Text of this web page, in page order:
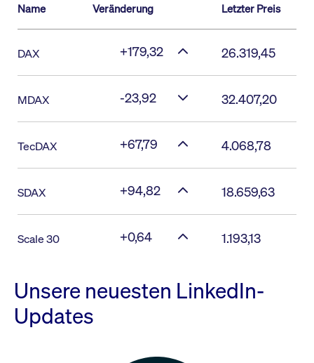
Name Veränderung Letzter Preis
DAX +179,32 26.319,45
MDAX -23,92 32.407,20
TecDAX +67,79 4.068,78
SDAX +94,82 18.659,63
Scale 30 +0,64 1.193,13
Unsere neuesten LinkedIn-
Updates